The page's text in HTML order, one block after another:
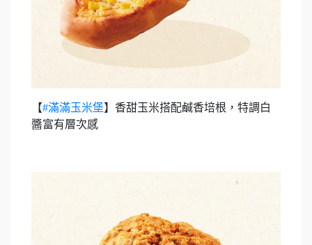
【#滿滿玉米堡】香甜玉米搭配鹹香培根，特調白
醬富有層次感